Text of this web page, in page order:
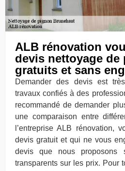
ALB rénovation
devis nettoyage de
gratuits et sans
Demander des devis est
travaux confiés à des
recommandé de demander
une comparaison entre
l’entreprise ALB rénovation,
devis gratuit et qui ne vous
devis que nous proposons
transparents sur les prix. Pour